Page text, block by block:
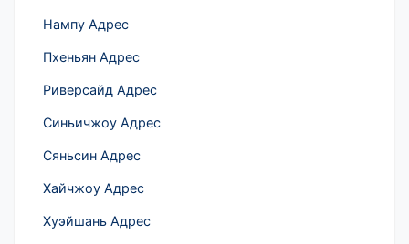
Нампу Адрес
Пхеньян Адрес
Риверсайд Адрес
Синьичжоу Адрес
Сяньсин Адрес
Хайчжоу Адрес
Хуэйшань Адрес